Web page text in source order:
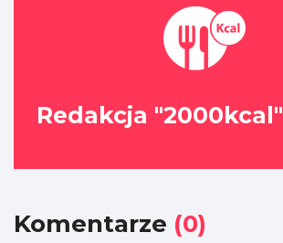
Redakcja "2000kcal"
Komentarze (0)